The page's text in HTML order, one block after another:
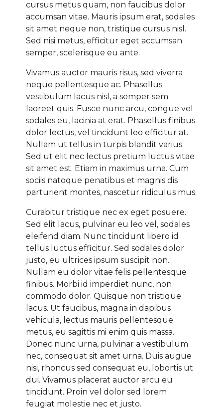
cursus metus quam, non faucibus dolor
accumsan vitae. Mauris ipsum erat, sodales
sit amet neque non, tristique cursus nisl.
Sed nisi metus, efficitur eget accumsan
semper, scelerisque eu ante.
Vivamus auctor mauris risus, sed viverra
neque pellentesque ac. Phasellus
vestibulum lacus nisl, a semper sem
laoreet quis. Fusce nunc arcu, congue vel
sodales eu, lacinia at erat. Phasellus finibus
dolor lectus, vel tincidunt leo efficitur at.
Nullam ut tellus in turpis blandit varius.
Sed ut elit nec lectus pretium luctus vitae
sit amet est. Etiam in maximus urna. Cum
sociis natoque penatibus et magnis dis
parturient montes, nascetur ridiculus mus.
Curabitur tristique nec ex eget posuere.
Sed elit lacus, pulvinar eu leo vel, sodales
eleifend diam. Nunc tincidunt libero id
tellus luctus efficitur. Sed sodales dolor
justo, eu ultrices ipsum suscipit non.
Nullam eu dolor vitae felis pellentesque
finibus. Morbi id imperdiet nunc, non
commodo dolor. Quisque non tristique
lacus. Ut faucibus, magna in dapibus
vehicula, lectus mauris pellentesque
metus, eu sagittis mi enim quis massa.
Donec nunc urna, pulvinar a vestibulum
nec, consequat sit amet urna. Duis augue
nisi, rhoncus sed consequat eu, lobortis ut
dui. Vivamus placerat auctor arcu eu
tincidunt. Proin vel dolor sed lorem
feugiat molestie nec et justo.